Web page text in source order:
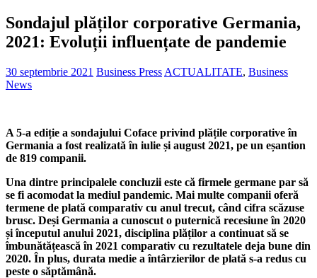
Sondajul plăților corporative Germania,
2021: Evoluții influențate de pandemie
30 septembrie 2021 Business Press ACTUALITATE, Business
News
A 5-a ediție a sondajului Coface privind plățile corporative în
Germania a fost realizată în iulie și august 2021, pe un eșantion
de 819 companii.
Una dintre principalele concluzii este că firmele germane par să
se fi acomodat la mediul pandemic. Mai multe companii oferă
termene de plată comparativ cu anul trecut, când cifra scăzuse
brusc. Deși Germania a cunoscut o puternică recesiune în 2020
și începutul anului 2021, disciplina plăților a continuat să se
îmbunătățească în 2021 comparativ cu rezultatele deja bune din
2020. În plus, durata medie a întârzierilor de plată s-a redus cu
peste o săptămână.